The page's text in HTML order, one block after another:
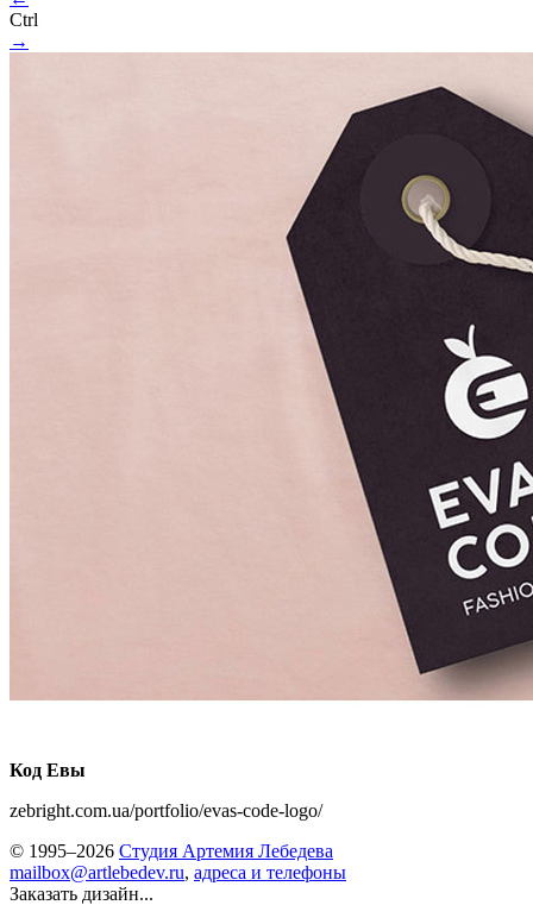
Ctrl
→
Код Евы
zebright.com.ua/portfolio/evas-code-logo/
© 1995–2026 Студия Артемия Лебедева
mailbox@artlebedev.ru, адреса и телефоны
Заказать дизайн...